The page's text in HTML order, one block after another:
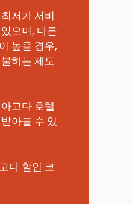
저가 서비
으며, 다른
높을 경우,
하는 제도
고다 호텔
아볼 수 있
다 할인 코